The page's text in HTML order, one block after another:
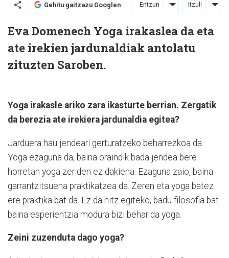
Gehitu gaitzazu Googlen Entzun Itzuli
Eva Domenech Yoga irakaslea da eta
ate irekien jardunaldiak antolatu
zituzten Saroben.
Yoga irakasle ariko zara ikasturte berrian. Zergatik
da berezia ate irekiera jardunaldia egitea?
Jarduera hau jendeari gerturatzeko beharrezkoa da.
Yoga ezaguna da, baina oraindik bada jendea bere
horretan yoga zer den ez dakiena. Ezaguna zaio, baina
garrantzitsuena praktikatzea da. Zeren eta yoga batez
ere praktika bat da. Ez da hitz egiteko, badu filosofia bat
baina esperientzia modura bizi behar da yoga.
Zeini zuzenduta dago yoga?